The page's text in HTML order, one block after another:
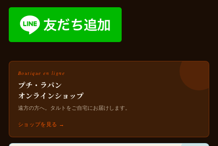
Boutique en ligne
プチ・ラパン
オンラインショップ
遠方の方へ。タルトをご自宅にお届けします。
ショップを見る →